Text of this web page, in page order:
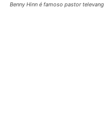
Benny Hinn é famoso pastor